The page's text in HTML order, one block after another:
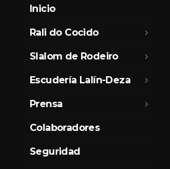
Inicio
Rali do Cocido
Slalom de Rodeiro
Escudería Lalín-Deza
Prensa
Colaboradores
Seguridad